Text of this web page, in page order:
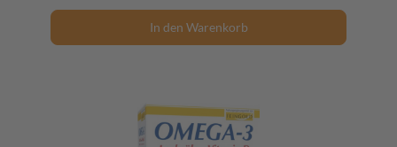
In den Warenkorb